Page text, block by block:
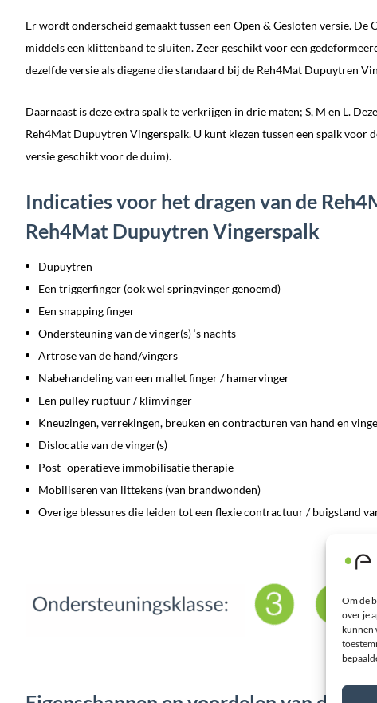
Om de
over je
kunnen
Er wordt onderscheid gemaakt tussen een Open & Gesloten versie. De
middels een klittenband te sluiten. Zeer geschikt voor een
dezelfde versie als diegene die standaard bij de Reh4Mat Dupuytren
Daarnaast is deze extra spalk te verkrijgen in drie maten; S, M en L.
Reh4Mat Dupuytren Vingerspalk. U kunt kiezen tussen een spalk voor
versie geschikt voor de duim).
Indicaties voor het dragen van de
Reh4Mat Dupuytren Vingerspalk
Dupuytren
Een triggerfinger (ook wel springvinger genoemd)
Een snapping finger
Ondersteuning van de vinger(s) ‘s nachts
Artrose van de hand/vingers
Nabehandeling van een mallet finger / hamervinger
Een pulley ruptuur / klimvinger
Kneuzingen, verrekingen, breuken en contracturen van hand en
Dislocatie van de vinger(s)
Post- operatieve immobilisatie therapie
Mobiliseren van littekens (van brandwonden)
Overige blessures die leiden tot een flexie contractuur / buigstand